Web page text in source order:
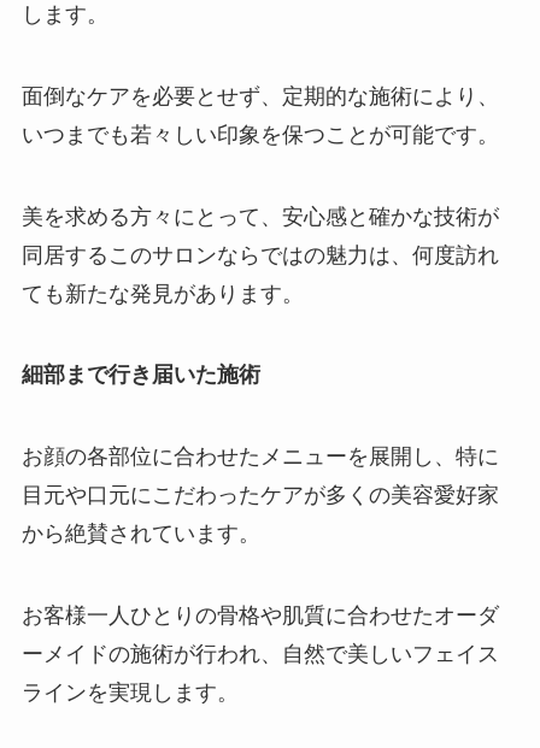
します。
面倒なケアを必要とせず、定期的な施術により、
いつまでも若々しい印象を保つことが可能です。
美を求める方々にとって、安心感と確かな技術が
同居するこのサロンならではの魅力は、何度訪れ
ても新たな発見があります。
細部まで行き届いた施術
お顔の各部位に合わせたメニューを展開し、特に
目元や口元にこだわったケアが多くの美容愛好家
から絶賛されています。
お客様一人ひとりの骨格や肌質に合わせたオーダ
ーメイドの施術が行われ、自然で美しいフェイス
ラインを実現します。